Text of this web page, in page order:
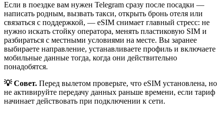
Если в поездке вам нужен Telegram сразу после посадки —
написать родным, вызвать такси, открыть бронь отеля или
связаться с поддержкой, — eSIM снимает главный стресс: не
нужно искать стойку оператора, менять пластиковую SIM и
разбираться с местными условиями на месте. Вы заранее
выбираете направление, устанавливаете профиль и включаете
мобильные данные тогда, когда они действительно
понадобятся.
💡 Совет. Перед вылетом проверьте, что eSIM установлена, но
не активируйте передачу данных раньше времени, если тариф
начинает действовать при подключении к сети.